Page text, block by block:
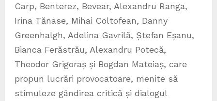
Carp, Benterez, Bevear, Alexandru Ranga,
Irina Tănase, Mihai Coltofean, Danny
Greenhalgh, Adelina Gavrilă, Ștefan Eșanu,
Bianca Ferăstrău, Alexandru Potecă,
Theodor Grigoraș și Bogdan Mateiaș, care
propun lucrări provocatoare, menite să
stimuleze gândirea critică și dialogul